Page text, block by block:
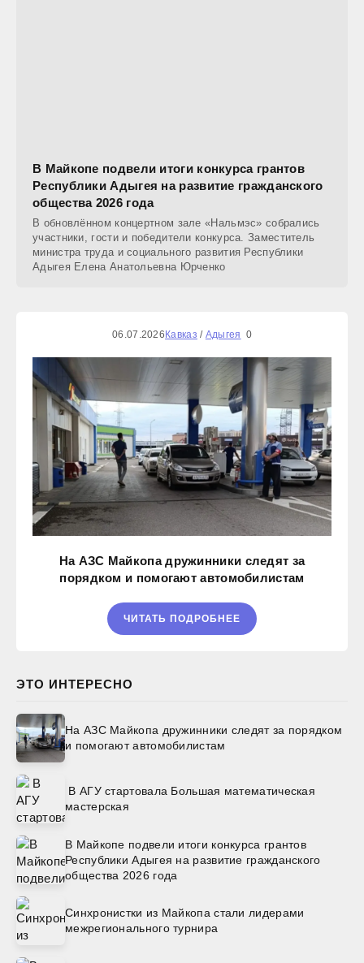
В Майкопе подвели итоги конкурса грантов
Республики Адыгея на развитие гражданского
общества 2026 года
В обновлённом концертном зале «Нальмэс» собрались
участники, гости и победители конкурса. Заместитель
министра труда и социального развития Республики
Адыгея Елена Анатольевна Юрченко
06.07.2026Кавказ / Адыгея 0
На АЗС Майкопа дружинники следят за
порядком и помогают автомобилистам
ЧИТАТЬ ПОДРОБНЕЕ
ЭТО ИНТЕРЕСНО
На АЗС Майкопа дружинники следят за порядком
и помогают автомобилистам
В АГУ стартовала Большая математическая
мастерская
В Майкопе подвели итоги конкурса грантов
Республики Адыгея на развитие гражданского
общества 2026 года
Синхронистки из Майкопа стали лидерами
межрегионального турнира